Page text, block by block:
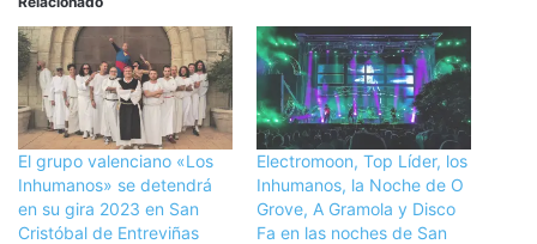
El grupo valenciano «Los
Inhumanos» se detendrá
en su gira 2023 en San
Cristóbal de Entreviñas
Electromoon, Top Líder, los
Inhumanos, la Noche de O
Grove, A Gramola y Disco
Fa en las noches de San